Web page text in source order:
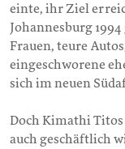
einte, ihr Ziel
Johannesburg
Frauen, teure
eingeschworene
sich im neuen
Doch Kimathi Titos
auch geschäftlich